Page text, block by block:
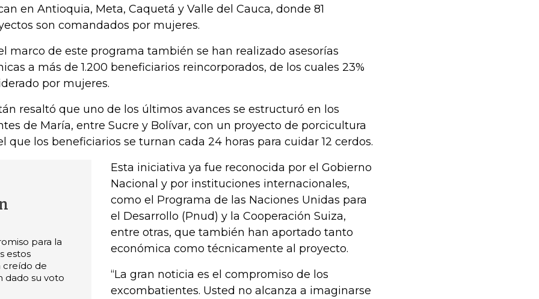
en Antioquia, Meta, Caquetá y Valle del Cauca, donde 81
son comandados por mujeres.
marco de este programa también se han realizado asesorías
a más de 1.200 beneficiarios reincorporados, de los cuales 23%
por mujeres.
resaltó que uno de los últimos avances se estructuró en los
de María, entre Sucre y Bolívar, con un proyecto de porcicultura
que los beneficiarios se turnan cada 24 horas para cuidar 12 cerdos.
para la
estos
creído de
dado su voto
Esta iniciativa ya fue reconocida por el Gobierno
Nacional y por instituciones internacionales,
como el Programa de las Naciones Unidas para
el Desarrollo (Pnud) y la Cooperación Suiza,
entre otras, que también han aportado tanto
económica como técnicamente al proyecto.
“La gran noticia es el compromiso de los
excombatientes. Usted no alcanza a imaginarse